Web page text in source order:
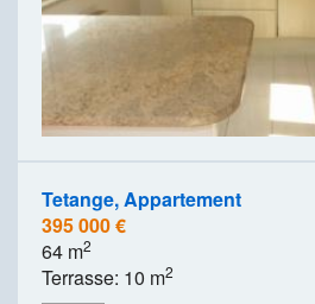
Tetange, Appartement
395 000 €
64 m2
Terrasse: 10 m2